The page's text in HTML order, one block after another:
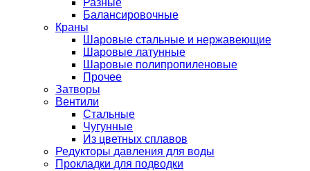
Балансировочные
Краны
Шаровые стальные и нержавеющие
Шаровые латунные
Шаровые полипропиленовые
Прочее
Затворы
Вентили
Стальные
Чугунные
Из цветных сплавов
Редукторы давления для воды
Прокладки для подводки